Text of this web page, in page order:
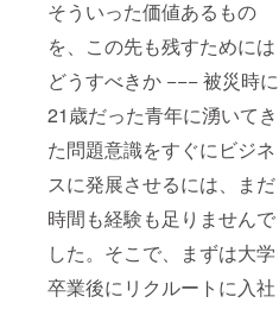
そういった価値あるもの
を、この先も残すためには
どうすべきか ­−−− 被災時に
21歳だった青年に湧いてき
た問題意識をすぐにビジネ
スに発展させるには、まだ
時間も経験も足りませんで
した。そこで、まずは大学
卒業後にリクルートに入社